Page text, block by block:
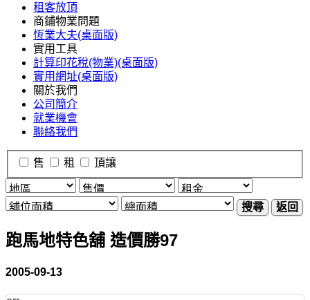
租客放頂
商鋪物業問題
恆業大夫(桌面版)
實用工具
計算印花稅(物業)(桌面版)
實用網址(桌面版)
關於我們
公司簡介
就業機會
聯絡我們
售 租 頂讓
搜尋 返回
跑馬地特色舖 造價勝97
2005-09-13